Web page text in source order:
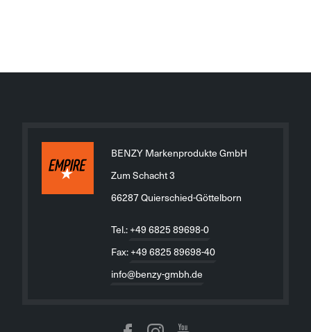
BENZY Markenprodukte GmbH
Zum Schacht 3
66287 Quierschied-Göttelborn
Tel.:+49 6825 89698-0
Fax:+49 6825 89698-40
info@benzy-gmbh.de